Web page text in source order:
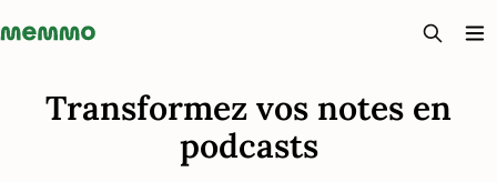
Memmo - AI-verktyg och digital kurslitteratur
Transformez vos notes en
podcasts